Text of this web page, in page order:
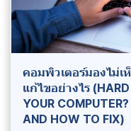
คอมพิวเตอร์มองไม่เ
แก้ไขอย่างไร
YOUR
AND HOW TO FIX)